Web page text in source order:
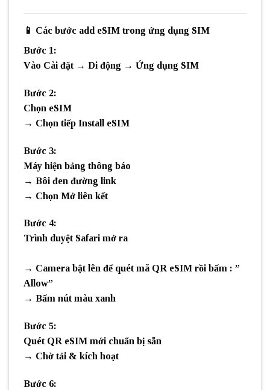
📱 Các bước add eSIM trong ứng dụng SIM
Bước 1:
Vào Cài đặt → Di động → Ứng dụng SIM
Bước 2:
Chọn eSIM
→ Chọn tiếp Install eSIM
Bước 3:
Máy hiện bảng thông báo
→ Bôi đen đường link
→ Chọn Mở liên kết
Bước 4:
Trình duyệt Safari mở ra
→ Camera bật lên để quét mã QR eSIM rồi bấm : ”
Allow”
→ Bấm nút màu xanh
Bước 5:
Quét QR eSIM mới chuẩn bị sẵn
→ Chờ tải & kích hoạt
Bước 6: